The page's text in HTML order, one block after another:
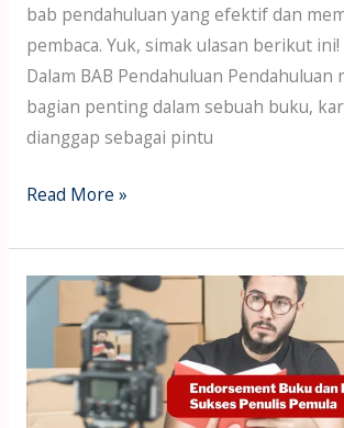
bab pendahuluan yang efektif dan
pembaca. Yuk, simak ulasan berikut
Dalam BAB Pendahuluan Pendahuluan
bagian penting dalam sebuah buku,
dianggap sebagai pintu
Read More »
Endorsement
Buku
Rahasia
Sukses